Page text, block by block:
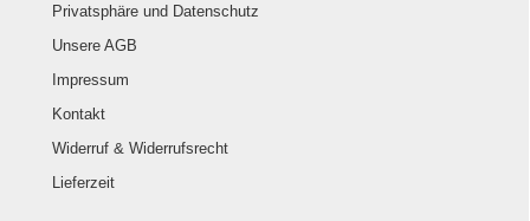
Privatsphäre und Datenschutz
Unsere AGB
Impressum
Kontakt
Widerruf & Widerrufsrecht
Lieferzeit